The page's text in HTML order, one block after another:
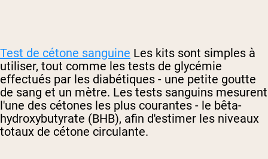
Test de cétone sanguine Les kits sont simples à
utiliser, tout comme les tests de glycémie
effectués par les diabétiques - une petite goutte
de sang et un mètre. Les tests sanguins mesurent
l'une des cétones les plus courantes - le bêta-
hydroxybutyrate (BHB), afin d'estimer les niveaux
totaux de cétone circulante.